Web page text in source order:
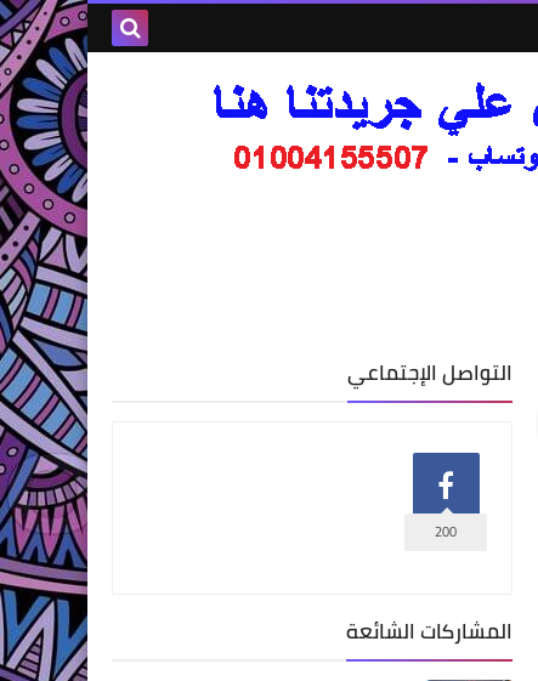
التواصل الإجتماعي
200
المشاركات الشائعة